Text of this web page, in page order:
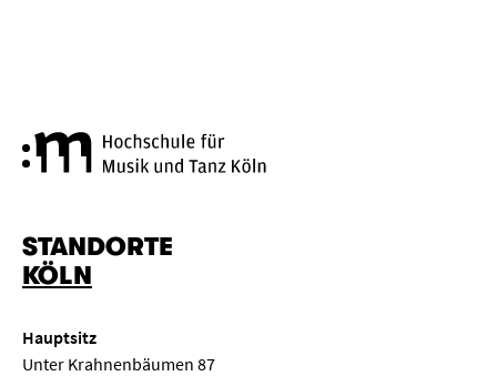
STANDORTE
KÖLN
Hauptsitz
Unter Krahnenbäumen 87